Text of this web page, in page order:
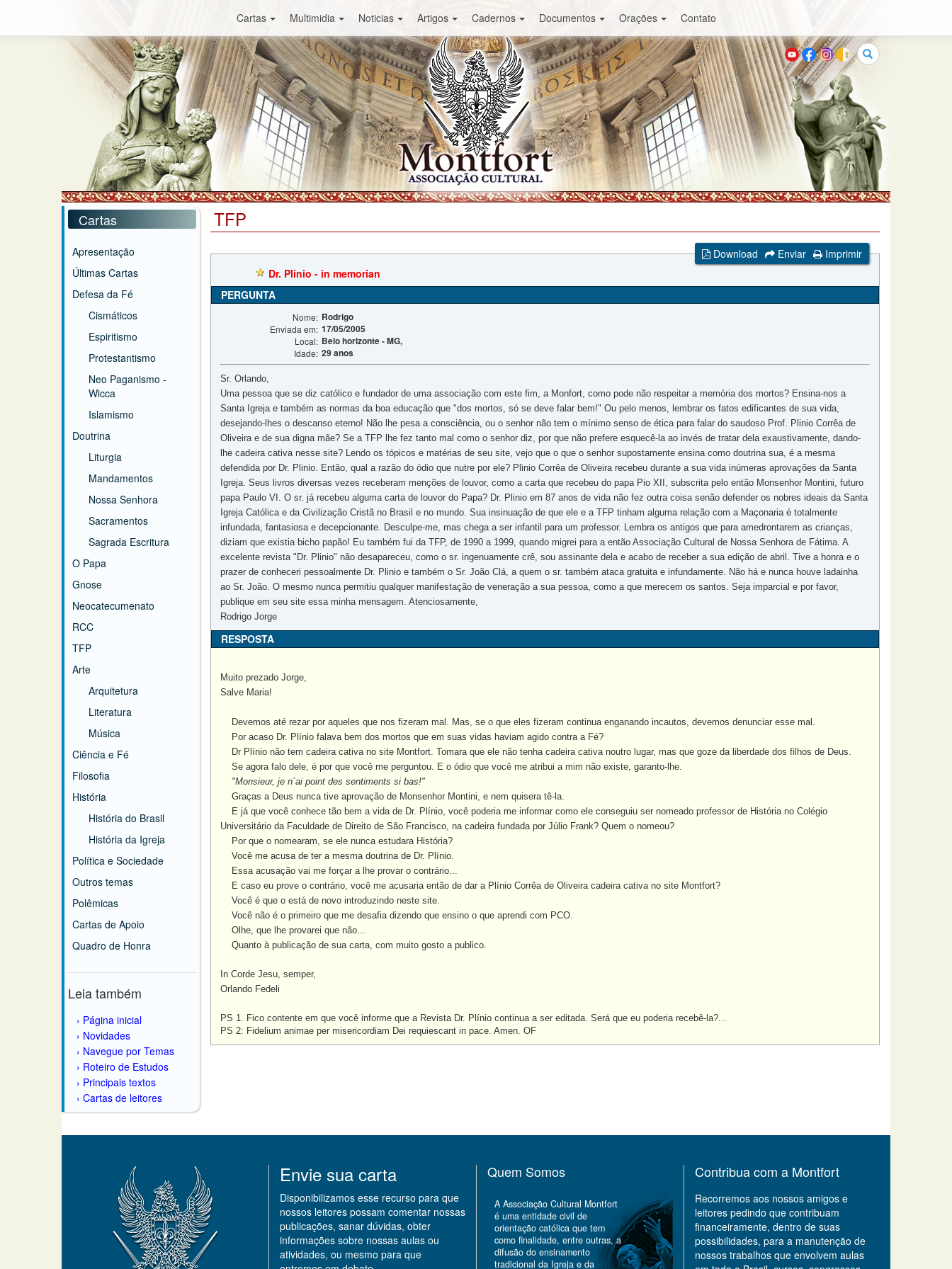
Cartas Multimidia Noticias Artigos Cadernos Documentos Orações Contato
Buscar
Cartas
Apresentação
Últimas Cartas
Defesa da Fé
Cismáticos
Espiritismo
Protestantismo
Neo Paganismo -
Wicca
Islamismo
Doutrina
Liturgia
Mandamentos
Nossa Senhora
Sacramentos
Sagrada Escritura
O Papa
Gnose
Neocatecumenato
RCC
TFP
Arte
Arquitetura
Literatura
Música
Ciência e Fé
Filosofia
História
História do Brasil
História da Igreja
Política e Sociedade
Outros temas
Polêmicas
Cartas de Apoio
Quadro de Honra
Leia também
Página inicial
Novidades
Navegue por Temas
Roteiro de Estudos
Principais textos
Cartas de leitores
TFP
Download Enviar
Imprimir
Dr. Plinio - in memorian
PERGUNTA
Nome: Rodrigo
Enviada em: 17/05/2005
Local: Belo horizonte - MG,
Idade: 29 anos
Sr. Orlando,
Uma pessoa que se diz católico e fundador de uma associação com este fim, a Monfort, como pode não respeitar a memória dos mortos? Ensina-nos a
Santa Igreja e também as normas da boa educação que "dos mortos, só se deve falar bem!" Ou pelo menos, lembrar os fatos edificantes de sua vida,
desejando-lhes o descanso eterno! Não lhe pesa a consciência, ou o senhor não tem o mínimo senso de ética para falar do saudoso Prof. Plinio Corrêa de
Oliveira e de sua digna mãe? Se a TFP lhe fez tanto mal como o senhor diz, por que não prefere esquecê-la ao invés de tratar dela exaustivamente, dando-
lhe cadeira cativa nesse site? Lendo os tópicos e matérias de seu site, vejo que o que o senhor supostamente ensina como doutrina sua, é a mesma
defendida por Dr. Plinio. Então, qual a razão do ódio que nutre por ele? Plinio Corrêa de Oliveira recebeu durante a sua vida inúmeras aprovações da Santa
Igreja. Seus livros diversas vezes receberam menções de louvor, como a carta que recebeu do papa Pio XII, subscrita pelo então Monsenhor Montini, futuro
papa Paulo VI. O sr. já recebeu alguma carta de louvor do Papa? Dr. Plinio em 87 anos de vida não fez outra coisa senão defender os nobres ideais da Santa
Igreja Católica e da Civilização Cristã no Brasil e no mundo. Sua insinuação de que ele e a TFP tinham alguma relação com a Maçonaria é totalmente
infundada, fantasiosa e decepcionante. Desculpe-me, mas chega a ser infantil para um professor. Lembra os antigos que para amedrontarem as crianças,
diziam que existia bicho papão! Eu também fui da TFP, de 1990 a 1999, quando migrei para a então Associação Cultural de Nossa Senhora de Fátima. A
excelente revista "Dr. Plinio" não desapareceu, como o sr. ingenuamente crê, sou assinante dela e acabo de receber a sua edição de abril. Tive a honra e o
prazer de conheceri pessoalmente Dr. Plinio e também o Sr. João Clá, a quem o sr. também ataca gratuita e infundamente. Não há e nunca houve ladainha
ao Sr. João. O mesmo nunca permitiu qualquer manifestação de veneração a sua pessoa, como a que merecem os santos. Seja imparcial e por favor,
publique em seu site essa minha mensagem. Atenciosamente,
Rodrigo Jorge
RESPOSTA
Muito prezado Jorge,
Salve Maria!
Devemos até rezar por aqueles que nos fizeram mal. Mas, se o que eles fizeram continua enganando incautos, devemos denunciar esse mal.
Por acaso Dr. Plínio falava bem dos mortos que em suas vidas haviam agido contra a Fé?
Dr Plínio não tem cadeira cativa no site Montfort. Tomara que ele não tenha cadeira cativa noutro lugar, mas que goze da liberdade dos filhos de Deus.
Se agora falo dele, é por que você me perguntou. E o ódio que você me atribui a mim não existe, garanto-lhe.
"Monsieur, je n´ai point des sentiments si bas!"
Graças a Deus nunca tive aprovação de Monsenhor Montini, e nem quisera tê-la.
E já que você conhece tão bem a vida de Dr. Plínio, você poderia me informar como ele conseguiu ser nomeado professor de História no Colégio
Universitário da Faculdade de Direito de São Francisco, na cadeira fundada por Júlio Frank? Quem o nomeou?
Por que o nomearam, se ele nunca estudara História?
Você me acusa de ter a mesma doutrina de Dr. Plínio.
Essa acusação vai me forçar a lhe provar o contrário...
E caso eu prove o contrário, você me acusaria então de dar a Plínio Corrêa de Oliveira cadeira cativa no site Montfort?
Você é que o está de novo introduzindo neste site.
Você não é o primeiro que me desafia dizendo que ensino o que aprendi com PCO.
Olhe, que lhe provarei que não...
Quanto à publicação de sua carta, com muito gosto a publico.
In Corde Jesu, semper,
Orlando Fedeli
PS 1. Fico contente em que você informe que a Revista Dr. Plínio continua a ser editada. Será que eu poderia recebê-la?...
PS 2: Fidelium animae per misericordiam Dei requiescant in pace. Amen. OF
Envie sua carta
Disponibilizamos esse recurso para que
nossos leitores possam comentar nossas
publicações, sanar dúvidas, obter
informações sobre nossas aulas ou
atividades, ou mesmo para que
Quem Somos
A Associação Cultural Montfort
é uma entidade civil de
orientação católica que tem
como finalidade, entre outras, a
difusão do ensinamento
tradicional da Igreja e da
Contribua com a Montfort
Recorremos aos nossos amigos e
leitores pedindo que contribuam
financeiramente, dentro de suas
possibilidades, para a manutenção de
nossos trabalhos que envolvem aulas